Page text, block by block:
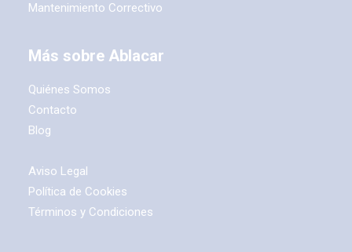
Mantenimiento Correctivo
Más sobre Ablacar
Quiénes Somos
Contacto
Blog
Aviso Legal
Política de Cookies
Términos y Condiciones